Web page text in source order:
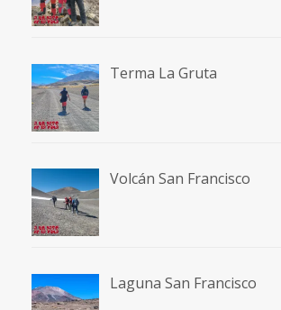
Terma La Gruta
Volcán San Francisco
Laguna San Francisco